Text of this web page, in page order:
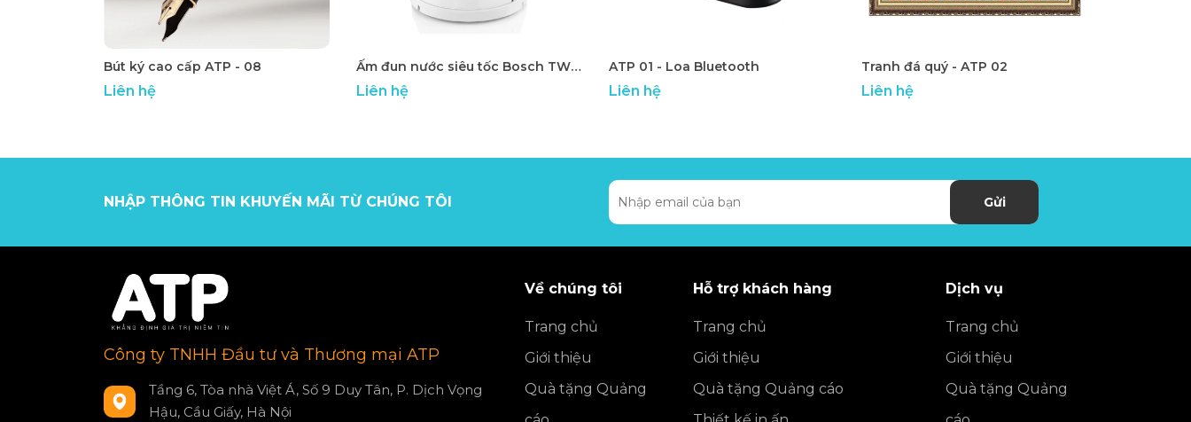
Bút ký cao cấp ATP - 08
Liên hệ
Ấm đun nước siêu tốc Bosch TWK 1201N - ATP 01
Liên hệ
ATP 01 - Loa Bluetooth
Liên hệ
Tranh đá quý - ATP 02
Liên hệ
NHẬP THÔNG TIN KHUYẾN MÃI TỪ CHÚNG TÔI Gửi
Công ty TNHH Đầu tư và Thương mại ATP
Tầng 6, Tòa nhà Việt Á, Số 9 Duy Tân, P. Dịch Vọng
Hậu, Cầu Giấy, Hà Nội
Về chúng tôi
Trang chủ
Giới thiệu
Quà tặng Quảng
Hỗ trợ khách hàng
Trang chủ
Giới thiệu
Quà tặng Quảng cáo
Dịch vụ
Trang chủ
Giới thiệu
Quà tặng Quảng